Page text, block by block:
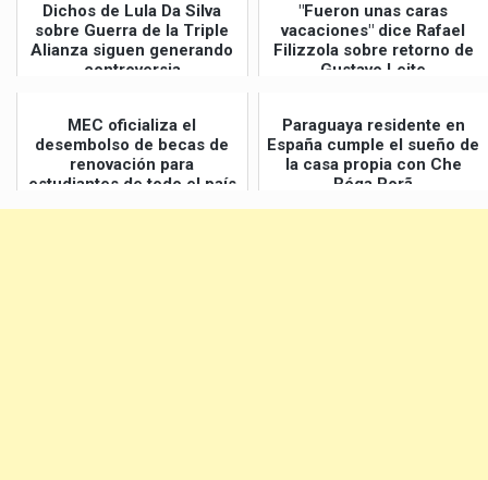
Dichos de Lula Da Silva
sobre Guerra de la Triple
Alianza siguen generando
controversia
"Fueron unas caras
vacaciones" dice Rafael
Filizzola sobre retorno de
Gustavo Leite
MEC oficializa el
desembolso de becas de
renovación para
estudiantes de todo el país
Paraguaya residente en
España cumple el sueño de
la casa propia con Che
Róga Porã